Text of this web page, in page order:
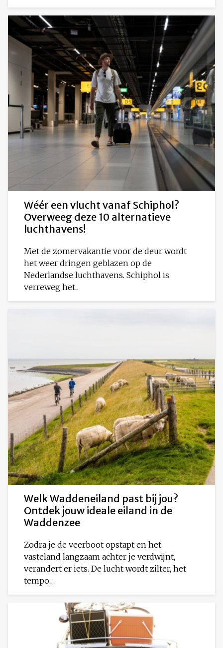
Wéér een vlucht vanaf Schiphol?
Overweeg deze 10 alternatieve
luchthavens!
Met de zomervakantie voor de deur wordt
het weer dringen geblazen op de
Nederlandse luchthavens. Schiphol is
verreweg het...
Welk Waddeneiland past bij jou?
Ontdek jouw ideale eiland in de
Waddenzee
Zodra je de veerboot opstapt en het
vasteland langzaam achter je verdwijnt,
verandert er iets. De lucht wordt zilter, het
tempo...